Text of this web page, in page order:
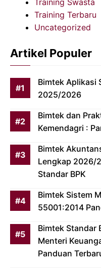
Training Swasta
Training Terbaru
Uncategorized
Artikel Populer
Bimtek Aplikasi
2025/2026
Bimtek dan
Kemendagri :
Bimtek
Lengkap 2026/
Standar BPK
Bimtek Sistem
55001:2014
Bimtek Standar
Menteri
Panduan